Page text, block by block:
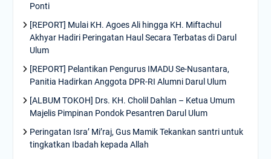
Ponti
[REPORT] Mulai KH. Agoes Ali hingga KH. Miftachul
Akhyar Hadiri Peringatan Haul Secara Terbatas di Darul
Ulum
[REPORT] Pelantikan Pengurus IMADU Se-Nusantara,
Panitia Hadirkan Anggota DPR-RI Alumni Darul Ulum
[ALBUM TOKOH] Drs. KH. Cholil Dahlan – Ketua Umum
Majelis Pimpinan Pondok Pesantren Darul Ulum
Peringatan Isra’ Mi’raj, Gus Mamik Tekankan santri untuk
tingkatkan Ibadah kepada Allah